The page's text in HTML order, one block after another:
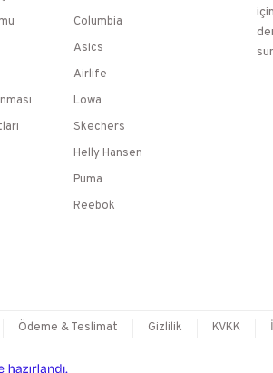
Columbia
Asics
Airlife
Lowa
Skechers
Helly Hansen
Puma
Reebok
Ödeme & Teslimat Gizlilik KVKK